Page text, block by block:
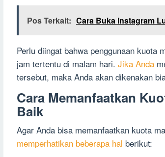
Pos Terkait: Cara Buka Instagram
Perlu diingat bahwa penggunaan kuota
jam tertentu di malam hari. Jika Anda
tersebut, maka Anda akan dikenakan
Cara Memanfaatkan
Baik
Agar Anda bisa memanfaatkan kuota
memperhatikan beberapa hal berikut: